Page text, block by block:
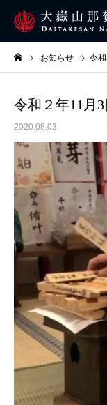
お知らせ 令
令和２年11月
2020.08.03